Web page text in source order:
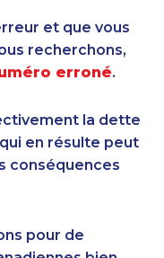
et que vous
recherchons,
erroné.
la dette
en résulte peut
conséquences
pour de